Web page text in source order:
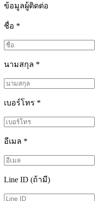
ข้อมูลผู้ติดต่อ
ชื่อ *
นามสกุล *
เบอร์โทร *
อีเมล *
Line ID (ถ้ามี)